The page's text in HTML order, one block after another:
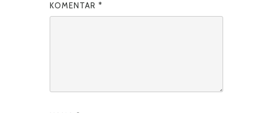
KOMENTAR *